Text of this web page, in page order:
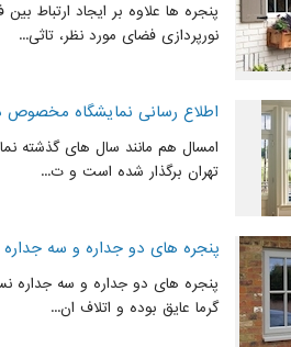
پنجره ها علاوه بر ایجاد ارتباط
نورپردازی فضای مورد نظر، تاثی...
اطلاع رسانی نمایشگاه
امسال هم مانند سال های گذشته
تهران برگذار شده است و ت...
پنجره های دو جداره و سه
پنجره های دو جداره و سه جداره
گرما عایق بوده و اتلاف ان...